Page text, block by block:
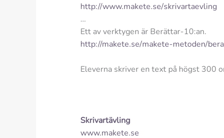
http://www.makete.se/skrivartaevling
…
Ett av verktygen är Berättar-10:an.
http://makete.se/makete-metoden/
Eleverna skriver en text på högst 300
Skrivartävling
www.makete.se